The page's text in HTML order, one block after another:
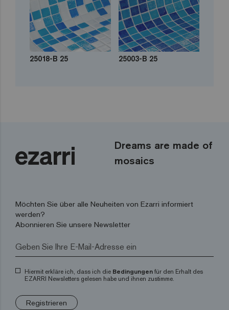
25018-B 25 25003-B 25
Dreams are made of
mosaics
Möchten Sie über alle Neuheiten von Ezarri informiert
werden?
Abonnieren Sie unsere Newsletter
Hiermit erkläre ich, dass ich die Bedingungen für den Erhalt des
EZARRI Newsletters gelesen habe und ihnen zustimme.
Registrieren